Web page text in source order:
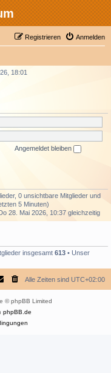
Anmelden
Registrieren
18:01
Angemeldet bleiben
0 unsichtbare Mitglieder und
5 Minuten)
28. Mai 2026, 10:37 gleichzeitig
insgesamt 613 • Unser
Alle Zeiten sind UTC+02:00
© phpBB Limited
phpBB.de